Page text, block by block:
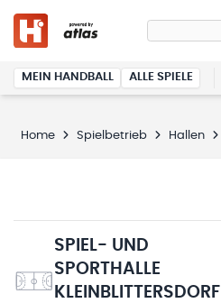
MEIN HANDBALL ALLE SPIELE
Home Spielbetrieb Hallen
SPIEL- UND
SPORTHALLE
KLEINBLITTERSDORF